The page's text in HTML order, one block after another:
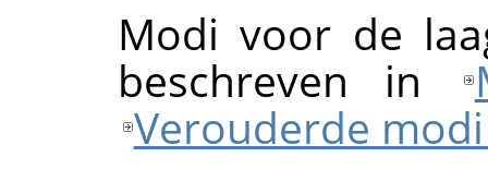
Modi voor de
beschreven in
Verouderde